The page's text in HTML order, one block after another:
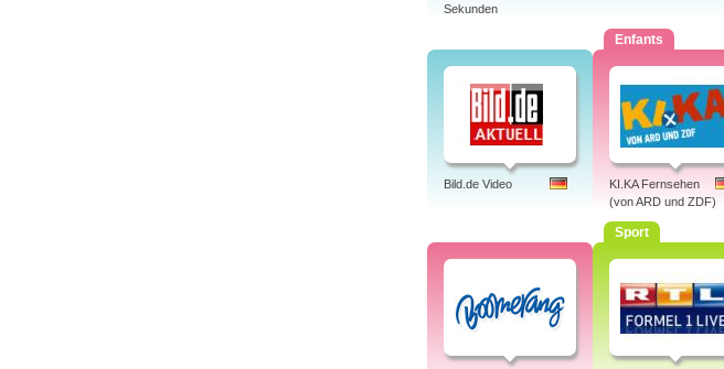
Sekunden
Bild.de Video
Enfants
KI.KA Fernsehen
(von ARD und ZDF)
Sport